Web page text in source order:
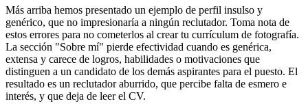
Más arriba hemos presentado un ejemplo de perfil insulso y
genérico, que no impresionaría a ningún reclutador. Toma nota de
estos errores para no cometerlos al crear tu currículum de fotografía.
La sección "Sobre mí" pierde efectividad cuando es genérica,
extensa y carece de logros, habilidades o motivaciones que
distinguen a un candidato de los demás aspirantes para el puesto. El
resultado es un reclutador aburrido, que percibe falta de esmero e
interés, y que deja de leer el CV.